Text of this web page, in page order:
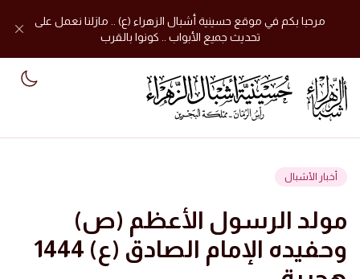
مرحبا بكم في موقع حسينية أشبال الزهراء (ع) .. مازلنا نعمل على
تحديث جميع الأبواب .. كونوا بالقرب
أخبار الأشبال
مولد الرسول الأعظم (ص)
وحفيده الإمام الصادق (ع) 1444